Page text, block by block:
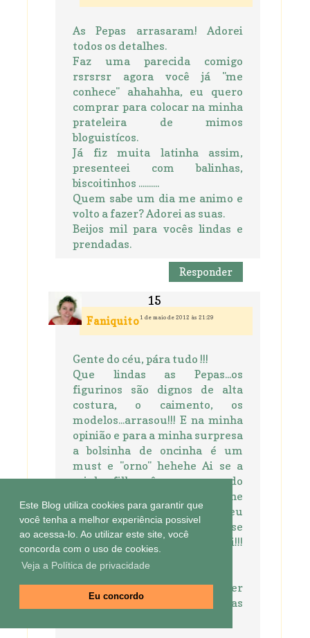
Este Blog utiliza cookies para garantir que
você tenha a melhor experiência possivel
ao acessa-lo. Ao utilizar este site, você
concorda com o uso de cookies.
Veja a Política de privacidade
Eu concordo
As Pepas arrasaram! Adorei
todos os detalhes.
Faz uma parecida comigo
rsrsrsr agora você já "me
conhece" ahahahha, eu quero
comprar para colocar na minha
prateleira de mimos
bloguistícos.
Já fiz muita latinha assim,
presenteei com balinhas,
biscoitinhos ..........
Quem sabe um dia me animo e
volto a fazer? Adorei as suas.
Beijos mil para vocês lindas e
prendadas.
Responder
Faniquito 1 de maio de 2012 às 21:29
Gente do céu, pára tudo !!!
Que lindas as Pepas...os
figurinos são dignos de alta
costura, o caimento, os
modelos...arrasou!!! E na minha
opinião e para a minha surpresa
a bolsinha de oncinha é um
must e "orno" hehehe Ai se a
minha filha vê eu escrevendo
"orno", ela me interna.hehehe
Outro dia ela viu meu face e eu
tinha escrito "fássio"...se vc visse
a cara dela e a bronca q levei!!!
hehehe
Os papéis são lindos e super
diferentes e essas latinhas